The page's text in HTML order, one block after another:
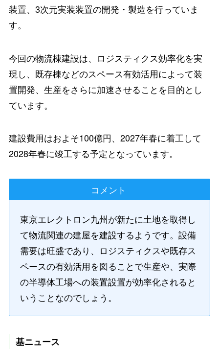
装置、3次元実装装置の開発・製造を行っていま
す。
今回の物流棟建設は、ロジスティクス効率化を実
現し、既存棟などのスペース有効活用によって装
置開発、生産をさらに加速させることを目的とし
ています。
建設費用はおよそ100億円、2027年春に着工して
2028年春に竣工する予定となっています。
コメント
東京エレクトロン九州が新たに土地を取得し
て物流関連の建屋を建設するようです。設備
需要は旺盛であり、ロジスティクスや既存ス
ペースの有効活用を図ることで生産や、実際
の半導体工場への装置設置が効率化されると
いうことなのでしょう。
基ニュース